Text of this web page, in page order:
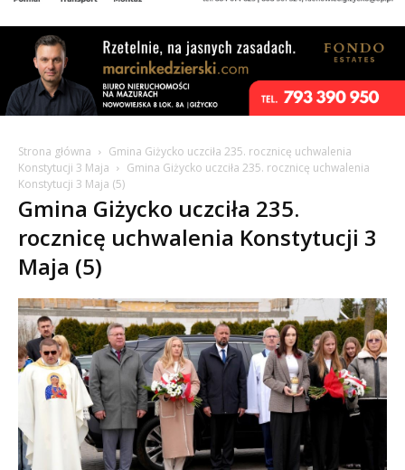
Strona główna
Gmina Giżycko uczciła 235. rocznicę uchwalenia
Konstytucji 3 Maja
Gmina Giżycko uczciła 235. rocznicę uchwalenia
Konstytucji 3 Maja (5)
Gmina Giżycko uczciła 235.
rocznicę uchwalenia Konstytucji 3
Maja (5)